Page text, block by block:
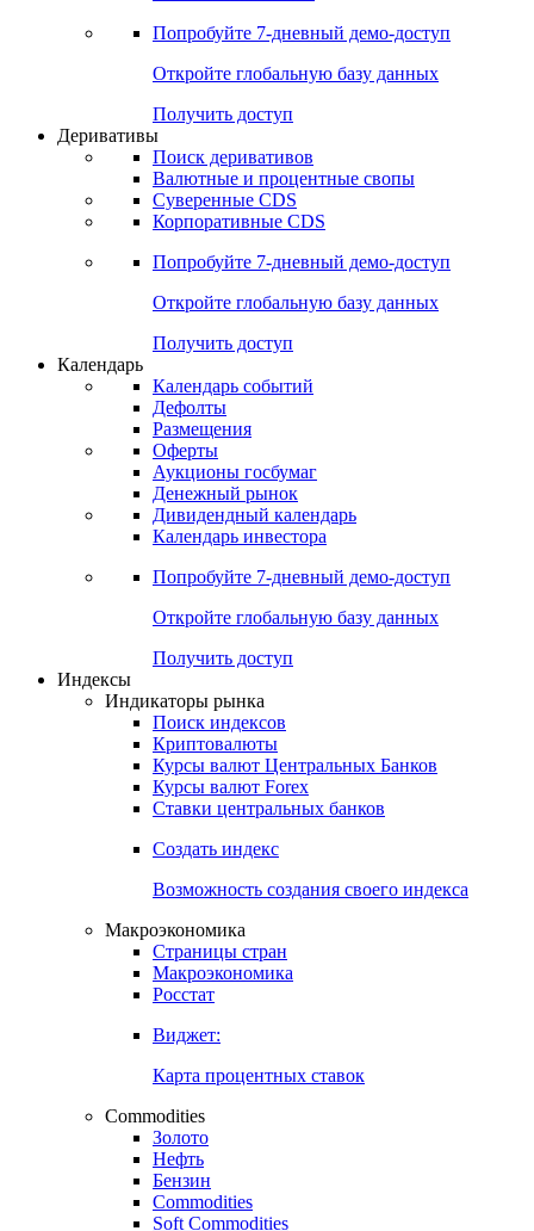
Сравнение ETF & Funds
Поиск Mutual Funds
Попробуйте7-дневный
Откройте глобальную базу данных
Получить доступ
Деривативы
Валютные и процентные свопы
Корпоративные CDS
Попробуйте7-дневный
Откройте глобальную базу данных
Получить доступ
Календарь
Календарь событий
Дефолты
Размещения
Оферты
Денежный рынок
Календарь инвестора
Попробуйте7-дневный
Откройте глобальную базу данных
Получить доступ
Индикаторы рынка
Поиск индексов
Курсы валют Центральных Банков
Ставки центральных банков
Создать индекс
Возможность создания своего индекса
Страницы стран
Росстат
Виджет:
Карта процентных ставок
Commodities
Золото